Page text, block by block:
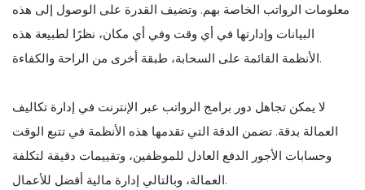
معلومات الرواتب الخاصة بهم. وتضيف القدرة على الوصول إلى هذه
البيانات وإدارتها في أي وقت وفي أي مكان، نظرًا لطبيعة هذه
الأنظمة القائمة على السحابة، طبقة أخرى من الراحة والكفاءة.
لا يمكن تجاهل دور برامج الرواتب عبر الإنترنت في إدارة تكاليف
العمالة بدقة. تضمن الدقة التي تقدمها هذه الأنظمة في تتبع الوقت
وحسابات الأجور الدفع العادل للموظفين، وتقييمات دقيقة لتكلفة
العمالة، وبالتالي إدارة مالية أفضل للأعمال.